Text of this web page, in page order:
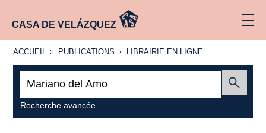
CASA DE VELÁZQUEZ
ACCUEIL
ACCUEIL PUBLICATIONS
PUBLICATIONS
LIBRAIRIE
LIBRAIRIE EN LIGNE
Recherche avancée